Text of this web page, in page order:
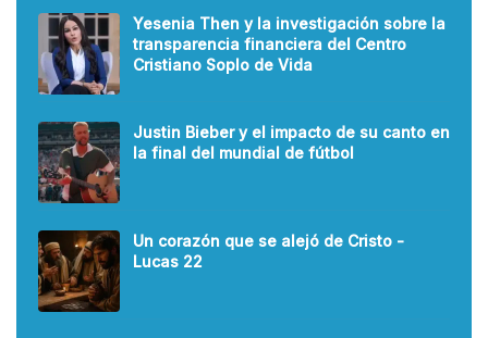
Yesenia Then y la investigación sobre la
transparencia financiera del Centro
Cristiano Soplo de Vida
Justin Bieber y el impacto de su canto en
la final del mundial de fútbol
Un corazón que se alejó de Cristo -
Lucas 22